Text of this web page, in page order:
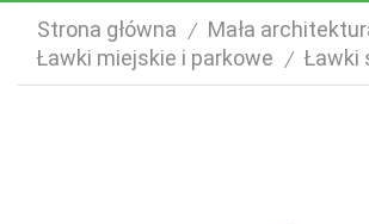
Strona główna / Mała
Ławki miejskie i parkowe / Ławki